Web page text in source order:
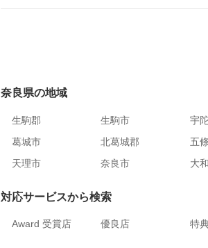
奈良県の地域
生駒郡 生駒市 宇
葛城市
北葛城郡 五
天理市
奈良市 大
対応サービスから検索
Award 受賞店 優良店 特